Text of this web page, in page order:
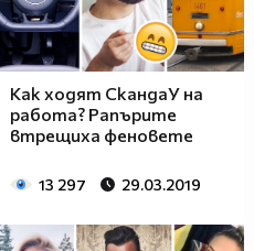
Как ходят СкандаУ на
работа? Рапърите
втрещиха феновете
13 297 29.03.2019